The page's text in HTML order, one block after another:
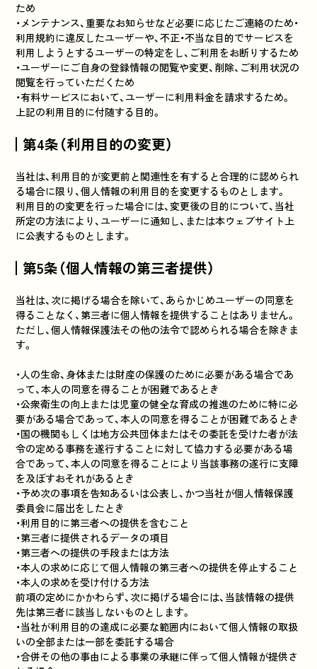
ため
・メンテナンス、重要なお知らせなど必要に応じたご連絡のため・
利用規約に違反したユーザーや、不正・不当な目的でサービスを
利用しようとするユーザーの特定をし、ご利用をお断りするため
・ユーザーにご自身の登録情報の閲覧や変更、削除、ご利用状況の
閲覧を行っていただくため
・有料サービスにおいて、ユーザーに利用料金を請求するため。
上記の利用目的に付随する目的。
第4条（利用目的の変更）
当社は、利用目的が変更前と関連性を有すると合理的に認められ
る場合に限り、個人情報の利用目的を変更するものとします。
利用目的の変更を行った場合には、変更後の目的について、当社
所定の方法により、ユーザーに通知し、または本ウェブサイト上
に公表するものとします。
第5条（個人情報の第三者提供）
当社は、次に掲げる場合を除いて、あらかじめユーザーの同意を
得ることなく、第三者に個人情報を提供することはありません。
ただし、個人情報保護法その他の法令で認められる場合を除きま
す。
・人の生命、身体または財産の保護のために必要がある場合であ
って、本人の同意を得ることが困難であるとき
・公衆衛生の向上または児童の健全な育成の推進のために特に必
要がある場合であって、本人の同意を得ることが困難であるとき
・国の機関もしくは地方公共団体またはその委託を受けた者が法
令の定める事務を遂行することに対して協力する必要がある場
合であって、本人の同意を得ることにより当該事務の遂行に支障
を及ぼすおそれがあるとき
・予め次の事項を告知あるいは公表し、かつ当社が個人情報保護
委員会に届出をしたとき
・利用目的に第三者への提供を含むこと
・第三者に提供されるデータの項目
・第三者への提供の手段または方法
・本人の求めに応じて個人情報の第三者への提供を停止すること
・本人の求めを受け付ける方法
前項の定めにかかわらず、次に掲げる場合には、当該情報の提供
先は第三者に該当しないものとします。
・当社が利用目的の達成に必要な範囲内において個人情報の取扱
いの全部または一部を委託する場合
・合併その他の事由による事業の承継に伴って個人情報が提供さ